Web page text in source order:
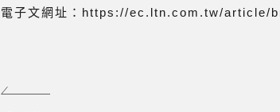
電子文網址： https://ec.ltn.com.tw/article/